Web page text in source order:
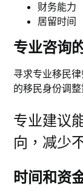
财务能力
居留时间
专业咨询
寻求专业移民
的移民身份调
专业建议
向，减少
时间和资